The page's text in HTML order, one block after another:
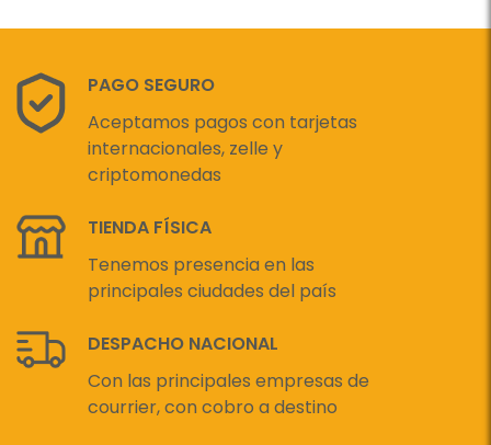
PAGO SEGURO
Aceptamos pagos con tarjetas
internacionales, zelle y
criptomonedas
TIENDA FÍSICA
Tenemos presencia en las
principales ciudades del país
DESPACHO NACIONAL
Con las principales empresas de
courrier, con cobro a destino